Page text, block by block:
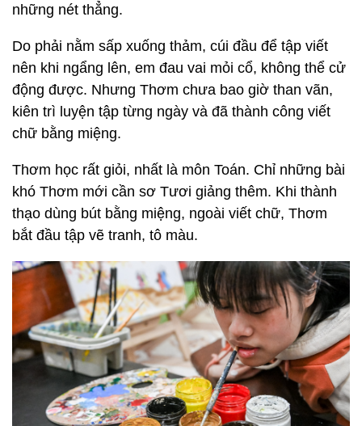
những nét thẳng.
Do phải nằm sấp xuống thảm, cúi đầu để tập viết
nên khi ngẩng lên, em đau vai mỏi cổ, không thể cử
động được. Nhưng Thơm chưa bao giờ than vãn,
kiên trì luyện tập từng ngày và đã thành công viết
chữ bằng miệng.
Thơm học rất giỏi, nhất là môn Toán. Chỉ những bài
khó Thơm mới cần sơ Tươi giảng thêm. Khi thành
thạo dùng bút bằng miệng, ngoài viết chữ, Thơm
bắt đầu tập vẽ tranh, tô màu.